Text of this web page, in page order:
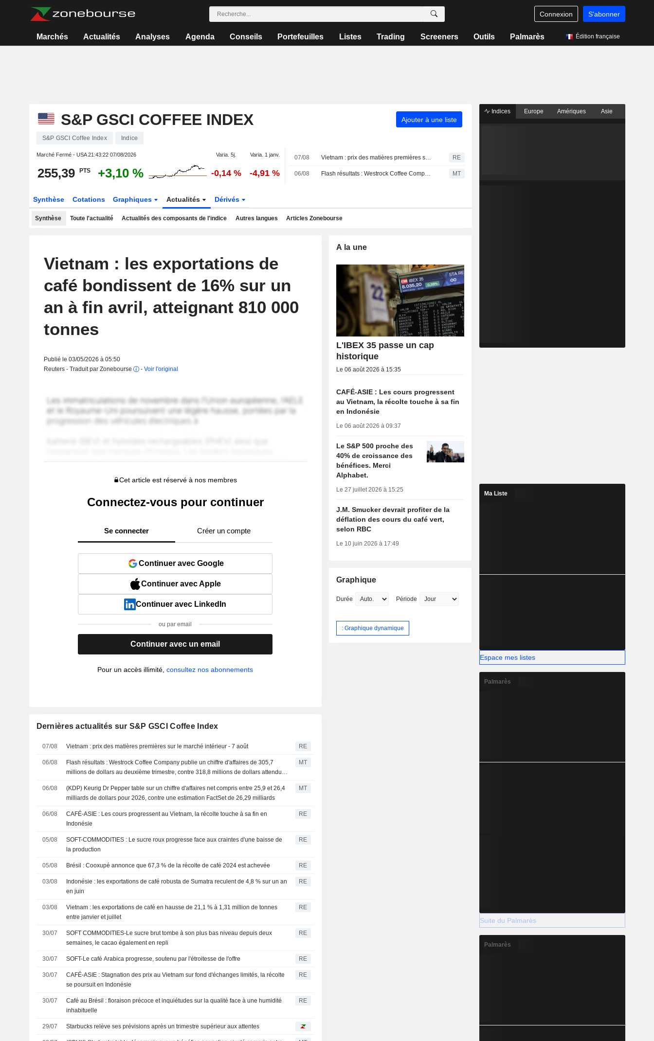
Connexion S'abonner
Marchés Actualités Analyses Agenda Conseils Portefeuilles Listes Trading Screeners Outils Palmarès Édition française
S&P GSCI COFFEE INDEX Ajouter à une liste
S&P GSCI Coffee Index Indice
Marché Fermé - USA21:43:22 07/08/2026 Varia. 5j. Varia. 1 janv.
255,39 PTS +3,10 % -0,14 % -4,91 %
07/08 Vietnam : prix des matières premières sur le marché intérieur - 7 août RE
06/08 Flash résultats : Westrock Coffee Company publie un chiffre d'affaires de 305,7 millions de dollars au deuxième trimestre, contre 318,8 millions de dollars attendus par le consensus FactSet MT
Synthèse Cotations Graphiques Actualités Dérivés
Synthèse Toute l'actualité Actualités des composants de l'indice Autres langues Articles Zonebourse
Vietnam : les exportations de
café bondissent de 16% sur un
an à fin avril, atteignant 810 000
tonnes
Publié le 03/05/2026 à 05:50
Reuters - Traduit par Zonebourse
- Voir l'original
Cet article est réservé à nos membres
Connectez-vous pour continuer
Se connecter Créer un compte
Continuer avec Google
Continuer avec Apple
Continuer avec LinkedIn
ou par email
Continuer avec un email
Pour un accès illimité,consultez nos abonnements
Dernières actualités sur S&P GSCI Coffee Index
07/08 Vietnam : prix des matières premières sur le marché intérieur - 7 août RE
06/08
Flash résultats : Westrock Coffee Company publie un chiffre d'affaires de 305,7
millions de dollars au deuxième trimestre, contre 318,8 millions de dollars attendus
MT
06/08
(KDP) Keurig Dr Pepper table sur un chiffre d'affaires net compris entre 25,9 et 26,4
milliards de dollars pour 2026, contre une estimation FactSet de 26,29 milliards
MT
06/08
CAFÉ-ASIE : Les cours progressent au Vietnam, la récolte touche à sa fin en
Indonésie
RE
05/08
SOFT-COMMODITIES : Le sucre roux progresse face aux craintes d'une baisse de
la production
RE
05/08 Brésil : Cooxupé annonce que 67,3 % de la récolte de café 2024 est achevée RE
03/08
Indonésie : les exportations de café robusta de Sumatra reculent de 4,8 % sur un an
en juin
RE
03/08
Vietnam : les exportations de café en hausse de 21,1 % à 1,31 million de tonnes
entre janvier et juillet
RE
30/07
SOFT COMMODITIES-Le sucre brut tombe à son plus bas niveau depuis deux
semaines, le cacao également en repli
RE
30/07 SOFT-Le café Arabica progresse, soutenu par l'étroitesse de l'offre RE
30/07
CAFÉ-ASIE : Stagnation des prix au Vietnam sur fond d'échanges limités, la récolte
se poursuit en Indonésie
RE
30/07
Café au Brésil : floraison précoce et inquiétudes sur la qualité face à une humidité
inhabituelle
RE
29/07 Starbucks relève ses prévisions après un trimestre supérieur aux attentes
A la une
L'IBEX 35 passe un cap
historique
Le 06 août 2026 à 15:35
CAFÉ-ASIE : Les cours progressent
au Vietnam, la récolte touche à sa fin
en Indonésie
Le 06 août 2026 à 09:37
Le S&P 500 proche des
40% de croissance des
bénéfices. Merci
Alphabet.
Le 27 juillet 2026 à 15:25
J.M. Smucker devrait profiter de la
déflation des cours du café vert,
selon RBC
Le 10 juin 2026 à 17:49
Graphique
Durée Période
: Graphique dynamique
Indices Europe Amériques Asie
Ma Liste
Espace mes listes
Palmarès
Suite du Palmarès
Palmarès